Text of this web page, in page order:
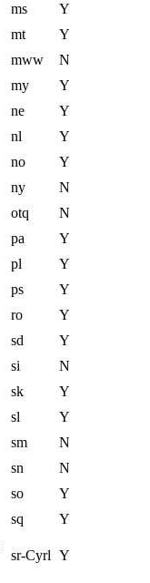
ms
Y
mt
Y
mww
N
my
Y
ne
Y
nl
Y
no
Y
ny
N
otq
N
pa
Y
pl
Y
ps
Y
ro
Y
sd
Y
si
N
sk
Y
sl
Y
sm
N
sn
N
so
Y
sq Y
sr-Cyrl Y